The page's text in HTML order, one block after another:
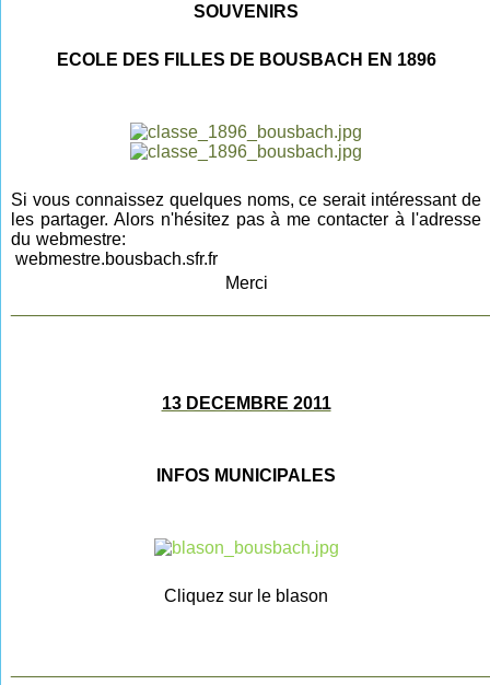
SOUVENIRS
ECOLE DES FILLES DE BOUSBACH EN 1896
Si vous connaissez quelques noms, ce serait intéressant de
les partager. Alors n'hésitez pas à me contacter à l'adresse
du webmestre:
webmestre.bousbach.sfr.fr
Merci
13 DECEMBRE 2011
INFOS MUNICIPALES
Cliquez sur le blason